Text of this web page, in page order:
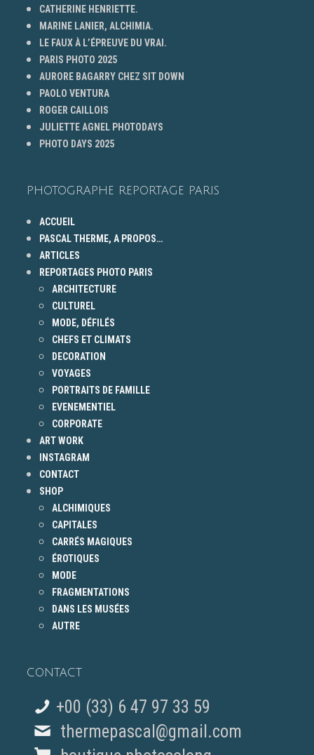
CATHERINE HENRIETTE.
MARINE LANIER, ALCHIMIA.
LE FAUX À L’ÉPREUVE DU VRAI.
PARIS PHOTO 2025
AURORE BAGARRY CHEZ SIT DOWN
PAOLO VENTURA
ROGER CAILLOIS
JULIETTE AGNEL PHOTODAYS
PHOTO DAYS 2025
PHOTOGRAPHE REPORTAGE PARIS
ACCUEIL
PASCAL THERME, A PROPOS…
ARTICLES
REPORTAGES PHOTO PARIS
ARCHITECTURE
CULTUREL
MODE, DÉFILÉS
CHEFS ET CLIMATS
DECORATION
VOYAGES
PORTRAITS DE FAMILLE
EVENEMENTIEL
CORPORATE
ART WORK
INSTAGRAM
CONTACT
SHOP
ALCHIMIQUES
CAPITALES
CARRÉS MAGIQUES
ÉROTIQUES
MODE
FRAGMENTATIONS
DANS LES MUSÉES
AUTRE
CONTACT
+00 (33) 6 47 97 33 59
thermepascal@gmail.com